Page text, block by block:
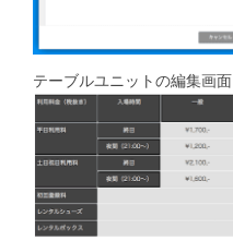
テーブルユニットの編集画面